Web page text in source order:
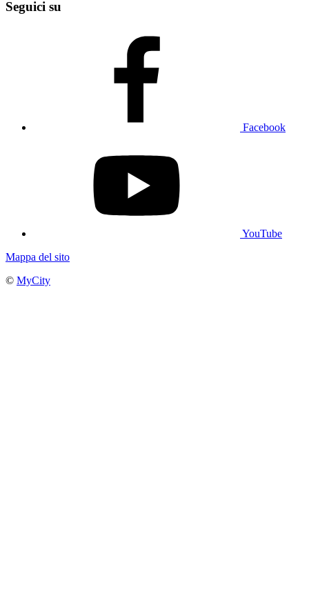
Seguici su
Facebook
YouTube
Mappa del sito
© MyCity